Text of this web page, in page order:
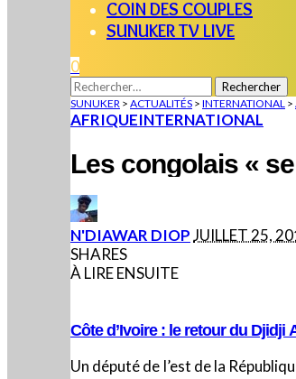
COIN DES COUPLES
SUNUKER TV LIVE
0
Rechercher :
SUNUKER > ACTUALITÉS > INTERNATIONAL >
AFRIQUEINTERNATIONAL
Les congolais «
POSTED
BY
N'DIAWAR DIOPJUILLET 25,
SHARES
À LIRE ENSUITE
Côte d’Ivoire : le retour du
Un député de l’est de la